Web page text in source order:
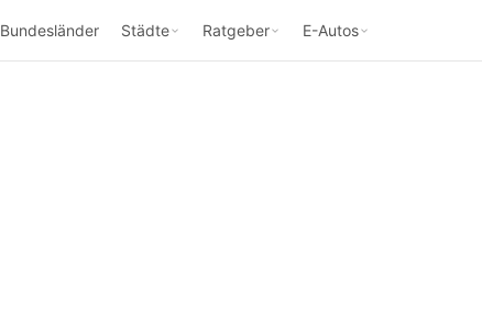
Bundesländer Städte Ratgeber E-Autos